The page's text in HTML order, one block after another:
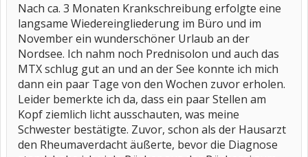
Nach ca. 3 Monaten Krankschreibung erfolgte eine
langsame Wiedereingliederung im Büro und im
November ein wunderschöner Urlaub an der
Nordsee. Ich nahm noch Prednisolon und auch das
MTX schlug gut an und an der See konnte ich mich
dann ein paar Tage von den Wochen zuvor erholen.
Leider bemerkte ich da, dass ein paar Stellen am
Kopf ziemlich licht ausschauten, was meine
Schwester bestätigte. Zuvor, schon als der Hausarzt
den Rheumaverdacht äußerte, bevor die Diagnose